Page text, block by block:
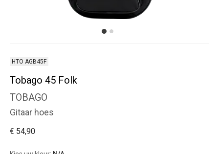
HTO AGB45F
Tobago 45 Folk
TOBAGO
Gitaar hoes
€ 54,90